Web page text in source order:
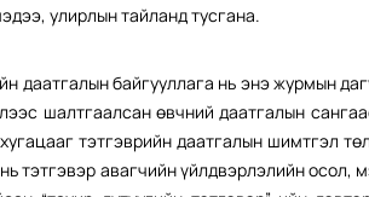
улирлын тайланд тусгана.
даатгалын байгууллага нь энэ журмын
шалтгаалсан өвчний даатгалын
тэтгэврийн даатгалын шимтгэл
тэтгэвэр авагчийн үйлдвэрлэлийн осол,